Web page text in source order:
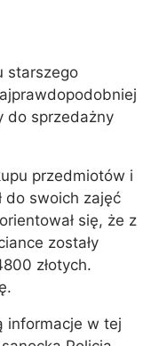
starszego
do sprzedażny
przedmiotów i
do swoich zajęć
się, że z
zostały
złotych.
informacje w tej